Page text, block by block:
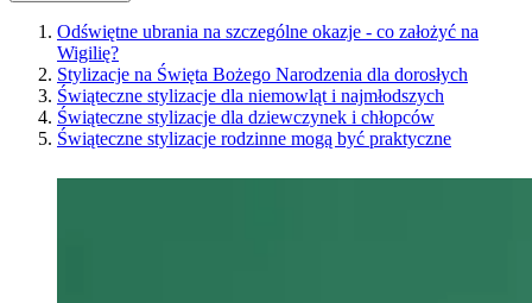
Odświętne ubrania na szczególne okazje - co założyć na
Wigilię?
Stylizacje na Święta Bożego Narodzenia dla dorosłych
Świąteczne stylizacje dla niemowląt i najmłodszych
Świąteczne stylizacje dla dziewczynek i chłopców
Świąteczne stylizacje rodzinne mogą być praktyczne